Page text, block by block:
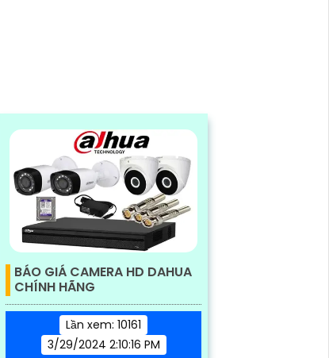
BÁO GIÁ CAMERA HD DAHUA
CHÍNH HÃNG
Lần xem: 10161
3/29/2024 2:10:16 PM